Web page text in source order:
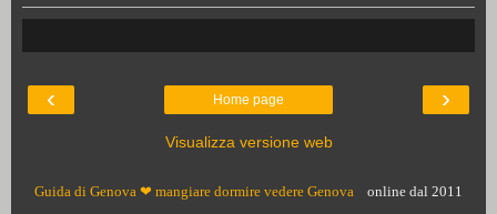
‹ ›
Home page
Visualizza versione web
Guida di Genova ❤ mangiare dormire vedere Genova online dal 2011